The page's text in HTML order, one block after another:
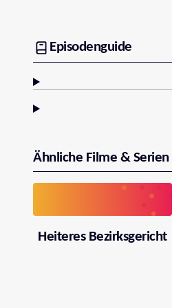
Episodenguide
Ähnliche Filme & Serien
Heiteres Bezirksgericht